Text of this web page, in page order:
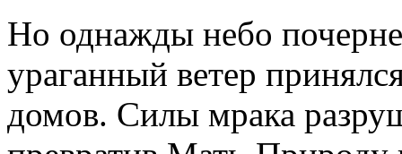
Но однажды небо
ураганный ветер
домов. Силы мрака